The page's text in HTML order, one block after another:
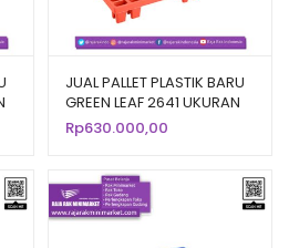
JUAL PALLET PLASTIK BARU
GREEN LEAF 2641 UKURAN
120x100x14 CM
Rp630.000,00